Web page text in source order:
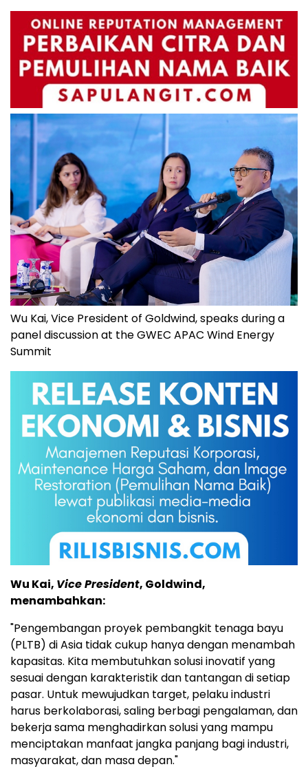
Wu Kai, Vice President of Goldwind, speaks during a
panel discussion at the GWEC APAC Wind Energy
Summit
Wu Kai, Vice President, Goldwind,
menambahkan:
"Pengembangan proyek pembangkit tenaga bayu
(PLTB) di Asia tidak cukup hanya dengan menambah
kapasitas. Kita membutuhkan solusi inovatif yang
sesuai dengan karakteristik dan tantangan di setiap
pasar. Untuk mewujudkan target, pelaku industri
harus berkolaborasi, saling berbagi pengalaman, dan
bekerja sama menghadirkan solusi yang mampu
menciptakan manfaat jangka panjang bagi industri,
masyarakat, dan masa depan."